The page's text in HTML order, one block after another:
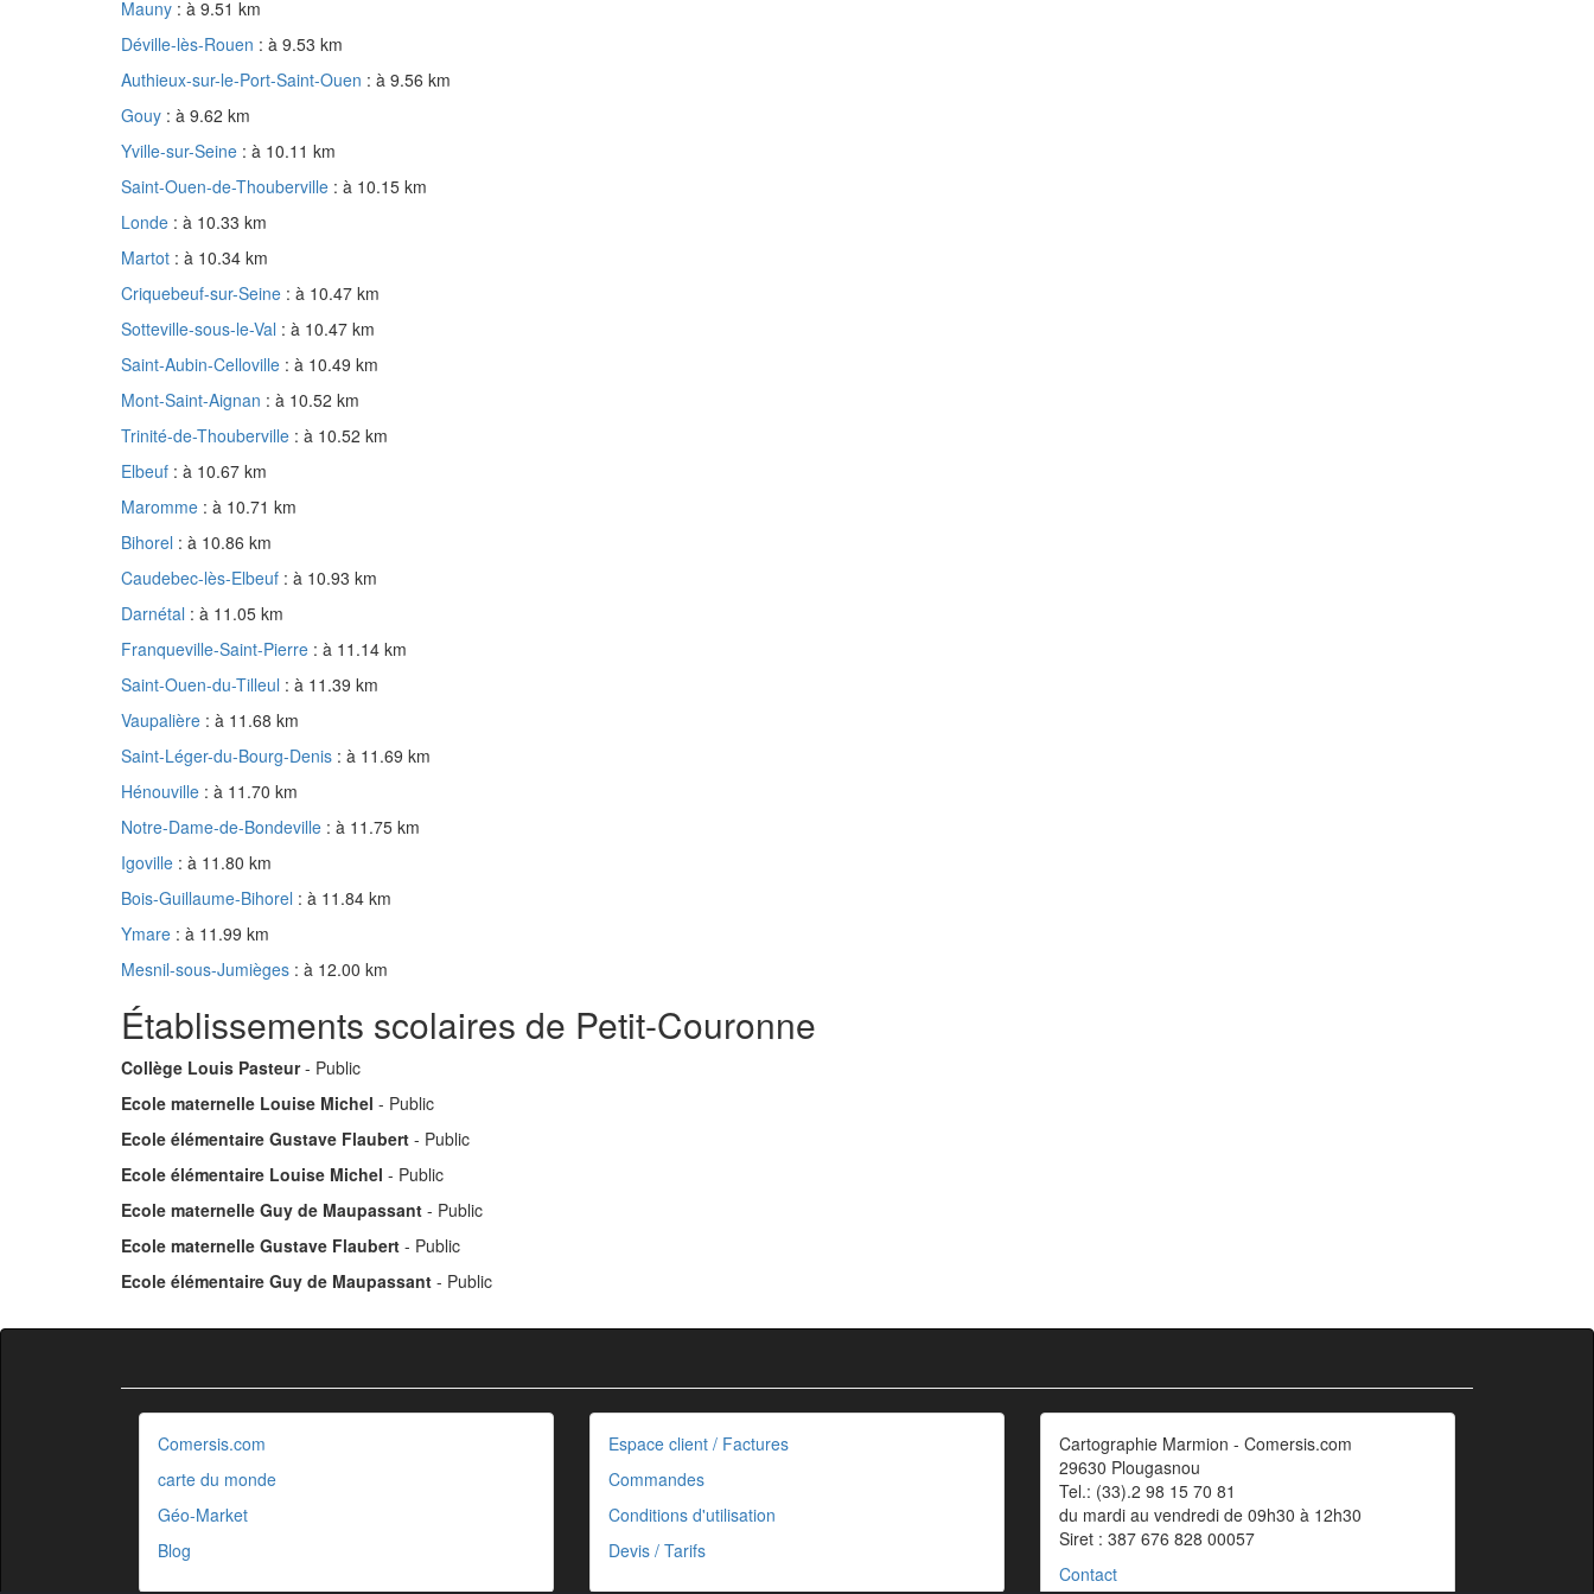
Mauny : à 9.51 km
Déville-lès-Rouen : à 9.53 km
Authieux-sur-le-Port-Saint-Ouen : à 9.56 km
Gouy : à 9.62 km
Yville-sur-Seine : à 10.11 km
Saint-Ouen-de-Thouberville : à 10.15 km
Londe : à 10.33 km
Martot : à 10.34 km
Criquebeuf-sur-Seine : à 10.47 km
Sotteville-sous-le-Val : à 10.47 km
Saint-Aubin-Celloville : à 10.49 km
Mont-Saint-Aignan : à 10.52 km
Trinité-de-Thouberville : à 10.52 km
Elbeuf : à 10.67 km
Maromme : à 10.71 km
Bihorel : à 10.86 km
Caudebec-lès-Elbeuf : à 10.93 km
Darnétal : à 11.05 km
Franqueville-Saint-Pierre : à 11.14 km
Saint-Ouen-du-Tilleul : à 11.39 km
Vaupalière : à 11.68 km
Saint-Léger-du-Bourg-Denis : à 11.69 km
Hénouville : à 11.70 km
Notre-Dame-de-Bondeville : à 11.75 km
Igoville : à 11.80 km
Bois-Guillaume-Bihorel : à 11.84 km
Ymare : à 11.99 km
Mesnil-sous-Jumièges : à 12.00 km
Établissements scolaires de Petit-Couronne
Collège Louis Pasteur- Public
Ecole maternelle Louise Michel - Public
Ecole élémentaire Gustave Flaubert - Public
Ecole élémentaire Louise Michel - Public
Ecole maternelle Guy de Maupassant - Public
Ecole maternelle Gustave Flaubert - Public
Ecole élémentaire Guy de Maupassant - Public
Comersis.com
carte du monde
Géo-Market
Blog
Espace client / Factures
Commandes
Conditions d'utilisation
Devis / Tarifs
Cartographie Marmion - Comersis.com
29630 Plougasnou
Tel.: (33).2 98 15 70 81
du mardi au vendredi de 09h30 à 12h30
Siret : 387 676 828 00057
Contact